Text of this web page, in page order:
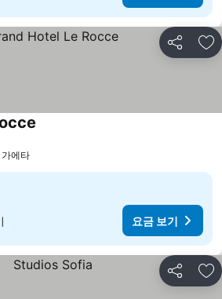
공유 즐
가에타
요금 보기
공유 즐